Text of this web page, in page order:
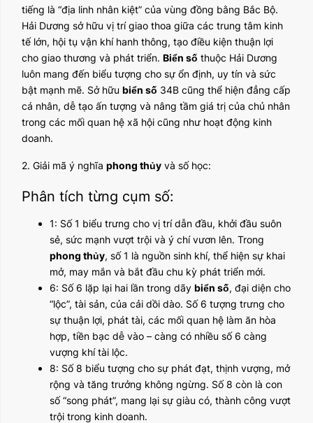
tiếng là “địa linh nhân kiệt” của vùng đồng bằng Bắc Bộ.
Hải Dương sở hữu vị trí giao thoa giữa các trung tâm kinh
tế lớn, hội tụ vận khí hanh thông, tạo điều kiện thuận lợi
cho giao thương và phát triển. Biển số thuộc Hải Dương
luôn mang đến biểu tượng cho sự ổn định, uy tín và sức
bật mạnh mẽ. Sở hữu biển số 34B cũng thể hiện đẳng cấp
cá nhân, dễ tạo ấn tượng và nâng tầm giá trị của chủ nhân
trong các mối quan hệ xã hội cũng như hoạt động kinh
doanh.
2. Giải mã ý nghĩa phong thủy và số học:
Phân tích từng cụm số:
1: Số 1 biểu trưng cho vị trí dẫn đầu, khởi đầu suôn
sẻ, sức mạnh vượt trội và ý chí vươn lên. Trong
phong thủy, số 1 là nguồn sinh khí, thể hiện sự khai
mở, may mắn và bắt đầu chu kỳ phát triển mới.
6: Số 6 lặp lại hai lần trong dãy biển số, đại diện cho
“lộc”, tài sản, của cải dồi dào. Số 6 tượng trưng cho
sự thuận lợi, phát tài, các mối quan hệ làm ăn hòa
hợp, tiền bạc dễ vào – càng có nhiều số 6 càng
vượng khí tài lộc.
8: Số 8 biểu tượng cho sự phát đạt, thịnh vượng, mở
rộng và tăng trưởng không ngừng. Số 8 còn là con
số “song phát”, mang lại sự giàu có, thành công vượt
trội trong kinh doanh.